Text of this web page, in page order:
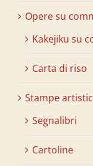
Opere su
Kakejiku su
Carta di riso
Stampe
Segnalibri
Cartoline